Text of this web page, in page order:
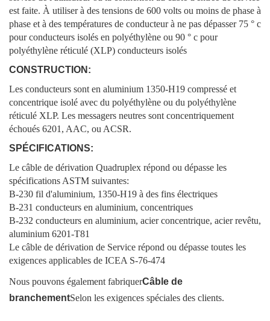
est faite. À utiliser à des tensions de 600 volts ou moins de phase à
phase et à des températures de conducteur à ne pas dépasser 75 ° c
pour conducteurs isolés en polyéthylène ou 90 ° c pour
polyéthylène réticulé (XLP) conducteurs isolés
CONSTRUCTION:
Les conducteurs sont en aluminium 1350-H19 compressé et
concentrique isolé avec du polyéthylène ou du polyéthylène
réticulé XLP. Les messagers neutres sont concentriquement
échoués 6201, AAC, ou ACSR.
SPÉCIFICATIONS:
Le câble de dérivation Quadruplex répond ou dépasse les
spécifications ASTM suivantes:
B-230 fil d'aluminium, 1350-H19 à des fins électriques
B-231 conducteurs en aluminium, concentriques
B-232 conducteurs en aluminium, acier concentrique, acier revêtu,
aluminium 6201-T81
Le câble de dérivation de Service répond ou dépasse toutes les
exigences applicables de ICEA S-76-474
Nous pouvons également fabriquerCâble de
branchementSelon les exigences spéciales des clients.